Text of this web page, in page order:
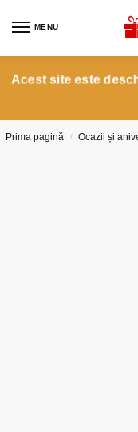
MENU
Acest site este
Prima pagină / Ocazii și